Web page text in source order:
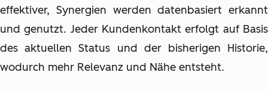
effektiver, Synergien werden datenbasiert erkannt
und genutzt. Jeder Kundenkontakt erfolgt auf Basis
des aktuellen Status und der bisherigen Historie,
wodurch mehr Relevanz und Nähe entsteht.